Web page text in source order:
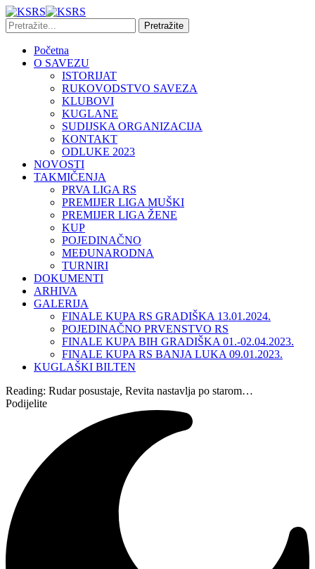
Početna
O SAVEZU
ISTORIJAT
RUKOVODSTVO SAVEZA
KLUBOVI
KUGLANE
SUDIJSKA ORGANIZACIJA
KONTAKT
ODLUKE 2023
NOVOSTI
TAKMIČENJA
PRVA LIGA RS
PREMIJER LIGA MUŠKI
PREMIJER LIGA ŽENE
KUP
POJEDINAČNO
MEĐUNARODNA
TURNIRI
DOKUMENTI
ARHIVA
GALERIJA
FINALE KUPA RS GRADIŠKA 13.01.2024.
POJEDINAČNO PRVENSTVO RS
FINALE KUPA BIH GRADIŠKA 01.-02.04.2023.
FINALE KUPA RS BANJA LUKA 09.01.2023.
KUGLAŠKI BILTEN
Reading: Rudar posustaje, Revita nastavlja po starom…
Podijelite